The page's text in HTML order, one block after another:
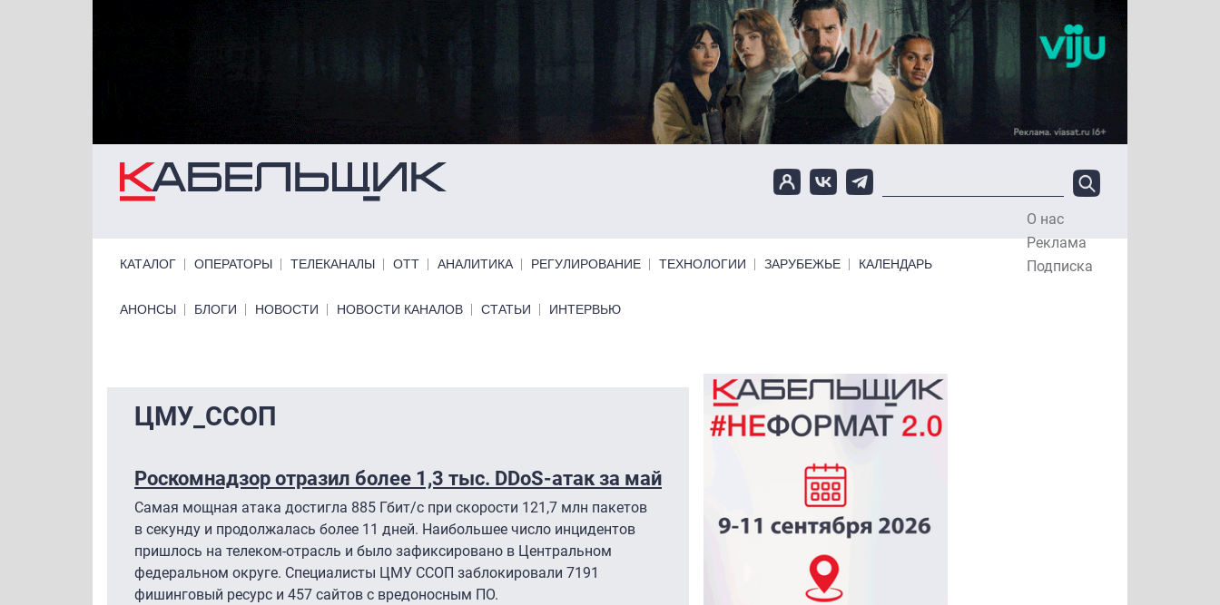
О нас
Реклама
Подписка
КАТАЛОГ ОПЕРАТОРЫ ТЕЛЕКАНАЛЫ ОТТ АНАЛИТИКА РЕГУЛИРОВАНИЕ ТЕХНОЛОГИИ ЗАРУБЕЖЬЕ КАЛЕНДАРЬ
Primary links bottom
АНОНСЫ БЛОГИ НОВОСТИ НОВОСТИ КАНАЛОВ СТАТЬИ ИНТЕРВЬЮ
ЦМУ_ССОП
Роскомнадзор отразил более 1,3 тыс. DDoS-атак за май
Самая мощная атака достигла 885 Гбит/с при скорости 121,7 млн пакетов
в секунду и продолжалась более 11 дней. Наибольшее число инцидентов
пришлось на телеком-отрасль и было зафиксировано в Центральном
федеральном округе. Специалисты ЦМУ ССОП заблокировали 7191
фишинговый ресурс и 457 сайтов с вредоносным ПО.